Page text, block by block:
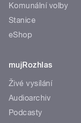
Komunální volby
Stanice
eShop
mujRozhlas
Živé vysílání
Audioarchiv
Podcasty